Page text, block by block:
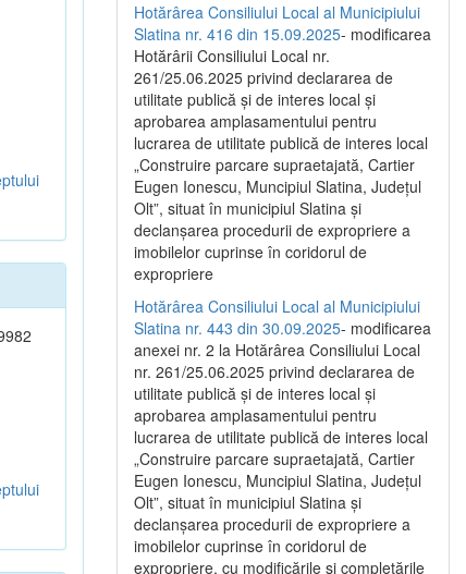
Hotărârea Consiliului Local al Municipiului
Slatina nr. 416 din 15.09.2025- modificarea
Hotărârii Consiliului Local nr.
261/25.06.2025 privind declararea de
utilitate publică și de interes local și
aprobarea amplasamentului pentru
lucrarea de utilitate publică de interes local
„Construire parcare supraetajată, Cartier
Eugen Ionescu, Muncipiul Slatina, Județul
Olt”, situat în municipiul Slatina și
declanșarea procedurii de expropriere a
imobilelor cuprinse în coridorul de
expropriere
Hotărârea Consiliului Local al Municipiului
Slatina nr. 443 din 30.09.2025- modificarea
anexei nr. 2 la Hotărârea Consiliului Local
nr. 261/25.06.2025 privind declararea de
utilitate publică şi de interes local şi
aprobarea amplasamentului pentru
lucrarea de utilitate publică de interes local
„Construire parcare supraetajată, Cartier
Eugen Ionescu, Muncipiul Slatina, Judeţul
Olt”, situat în municipiul Slatina şi
declanşarea procedurii de expropriere a
imobilelor cuprinse în coridorul de
expropriere, cu modificările şi completările